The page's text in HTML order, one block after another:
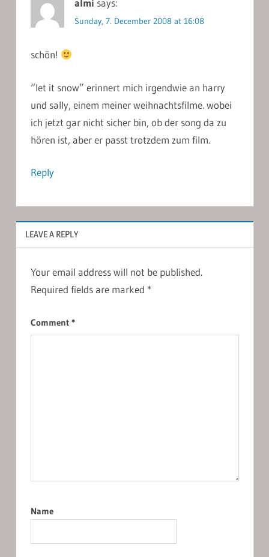
almi says:
Sunday, 7. December 2008 at 16:08
schön!
“let it snow” erinnert mich irgendwie an harry
und sally, einem meiner weihnachtsfilme. wobei
ich jetzt gar nicht sicher bin, ob der song da zu
hören ist, aber er passt trotzdem zum film.
Reply
LEAVE A REPLY
Your email address will not be published.
Required fields are marked *
Comment *
Name